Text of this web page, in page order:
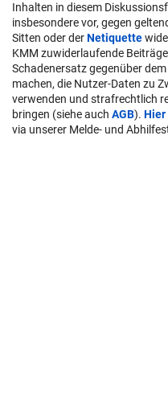
Inhalten in diesem
insbesondere vor, gegen
Sitten oder derNetiquette
KMM zuwiderlaufende
Schadenersatz gegenüber
machen, die Nutzer-Daten zu
verwenden und strafrechtlich
bringen (siehe auch AGB). Hier
via unserer Melde- und